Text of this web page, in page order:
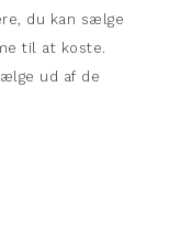
du kan sælge
til at koste.
ud af de